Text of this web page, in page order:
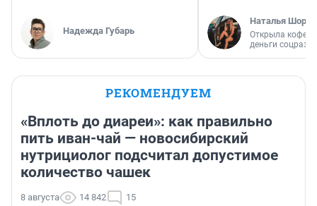
Надежда Губарь
Наталья
Открыла
деньги
РЕКОМЕНДУЕМ
«Вплоть до диареи»: как правильно
пить иван-чай — новосибирский
нутрициолог подсчитал допустимое
количество чашек
8 августа 14 842 15